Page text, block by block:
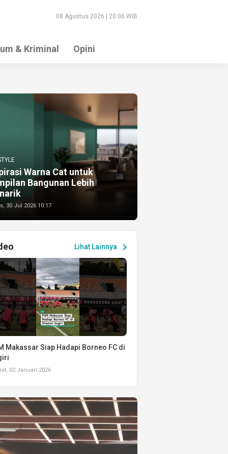
08 Agustus 2026 | 20:06 WIB
& Kriminal Opini
Warna Cat untuk
Bangunan Lebih
30 Jul 2026 10:17
Lihat Lainnya chevron_right
Makassar Siap Hadapi Borneo FC di
02 Januari 2026